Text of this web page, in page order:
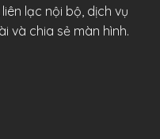
lạc nội bộ, dịch vụ
và chia sẻ màn hình.